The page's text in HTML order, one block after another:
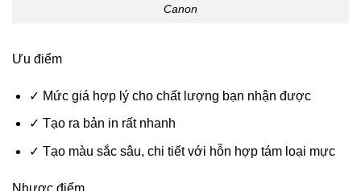
Canon
Ưu điểm
✓ Mức giá hợp lý cho chất lượng bạn nhận được
✓ Tạo ra bản in rất nhanh
✓ Tạo màu sắc sâu, chi tiết với hỗn hợp tám loại mực
Nhược điểm